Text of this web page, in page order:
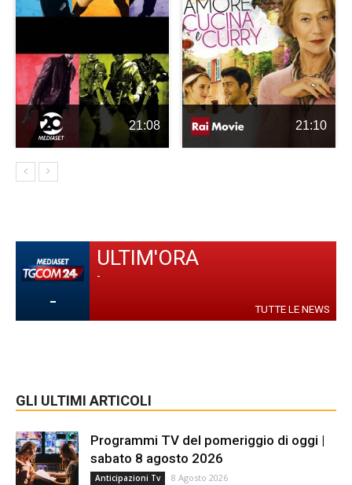
21:08 21:10
-
ULTIM'ORA
-
TUTTE LE NEWS
GLI ULTIMI ARTICOLI
Programmi TV del pomeriggio di oggi |
sabato 8 agosto 2026
Anticipazioni Tv 8 Agosto 2026